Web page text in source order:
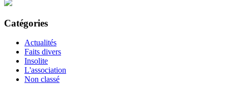
Catégories
Actualités
Faits divers
Insolite
L'association
Non classé